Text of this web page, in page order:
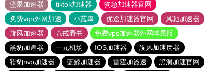
坚果加速器
tiktok加速器
狗急加速器官网
免费vqn外网加速
小蓝鸟 优途加速器官网
风驰加速器
旋风加速器
八戒看书
免费vps加速器外网苹果版
黑豹加速器
一元机场 IOS加速器
旋风加速度器
猎豹nvp加速器
蓝鲸加速器 雷霆加器速
黑洞加速官网